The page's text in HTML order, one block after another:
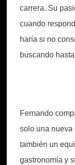
carrera. Su
cuando
haría si no
buscando
Fernando
solo una nueva
también un
gastronomía y